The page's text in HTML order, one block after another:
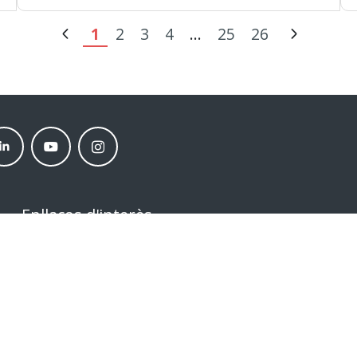
1 2 3 4 ... 25 26
Youtube
moneder
instagram
moneder
Enllaços d'interès